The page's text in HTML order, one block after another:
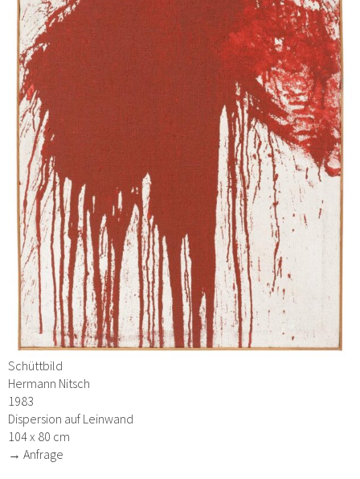
Schüttbild
Hermann Nitsch
1983
Dispersion auf Leinwand
104 x 80 cm
→ Anfrage